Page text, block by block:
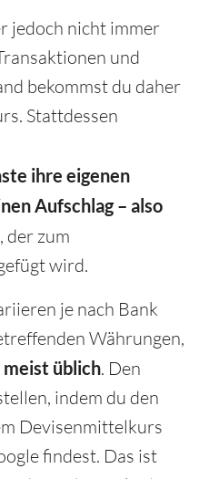
jedoch nicht immer
und
bekommst du daher
Stattdessen
ihre eigenen
Aufschlag – also
, der zum
wird.
je nach Bank
Währungen,
meist üblich. Den
indem du den
Devisenmittelkurs
findest. Das ist